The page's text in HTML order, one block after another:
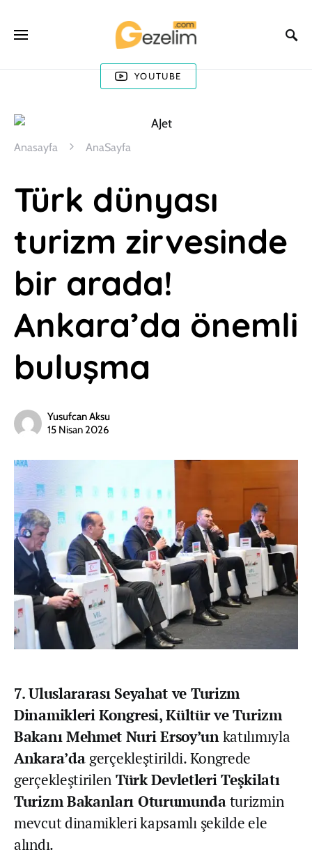
YOUTUBE
Anasayfa AnaSayfa
Türk dünyası
turizm zirvesinde
bir arada!
Ankara’da önemli
buluşma
Yusufcan Aksu
15 Nisan 2026
7. Uluslararası Seyahat ve Turizm
Dinamikleri Kongresi, Kültür ve Turizm
Bakanı Mehmet Nuri Ersoy’un katılımıyla
Ankara’da gerçekleştirildi. Kongrede
gerçekleştirilen Türk Devletleri Teşkilatı
Turizm Bakanları Oturumundaturizmin
mevcut dinamikleri kapsamlı şekilde ele
alındı.